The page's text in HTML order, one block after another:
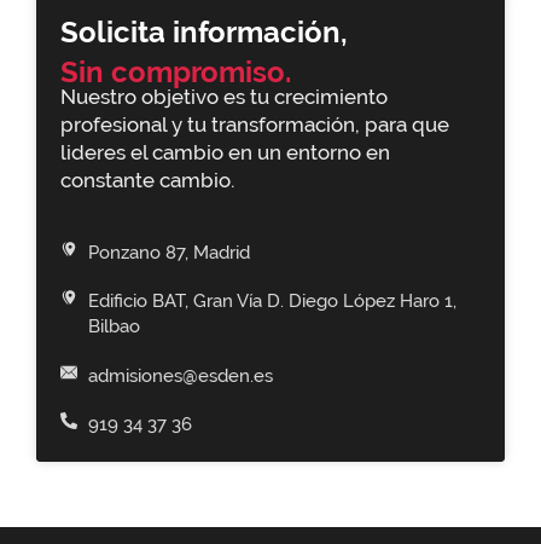
Solicita información,
Sin compromiso.
Nuestro objetivo es tu crecimiento
profesional y tu transformación, para que
lideres el cambio en un entorno en
constante cambio.
Ponzano 87, Madrid
Edificio BAT, Gran Vía D. Diego López Haro 1,
Bilbao
admisiones@esden.es
919 34 37 36